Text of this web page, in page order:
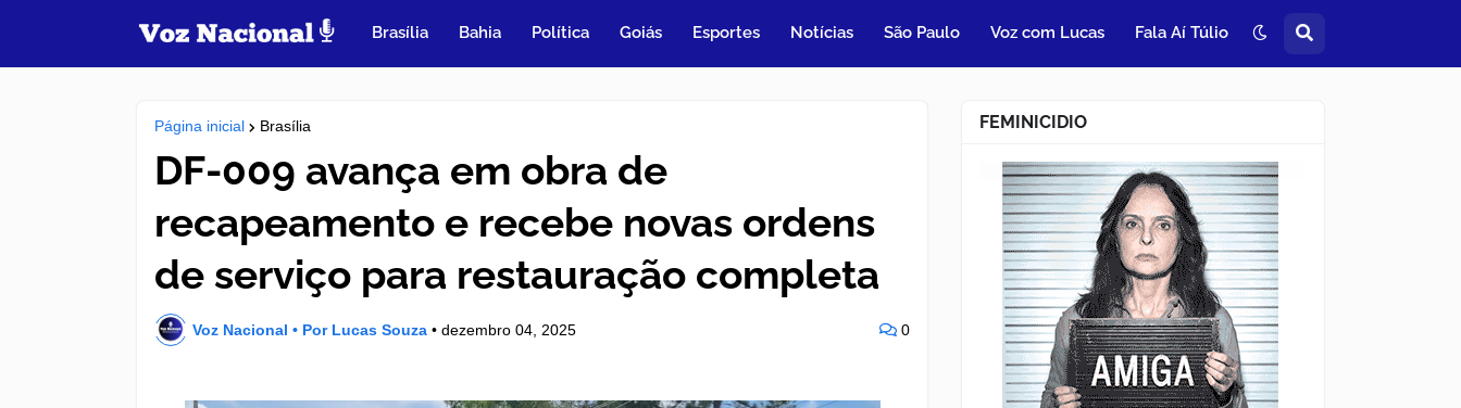
Brasília Bahia Política Goiás Esportes Notícias São Paulo Voz com Lucas Fala Aí Túlio
Página inicial Brasília
DF-009 avança em obra de
recapeamento e recebe novas ordens
de serviço para restauração completa
Voz Nacional • Por Lucas Souza • dezembro 04, 2025 0
FEMINICIDIO